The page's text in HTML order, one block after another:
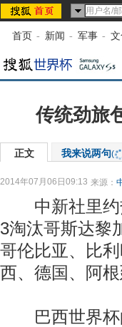
首页 - 新闻 - 军事 -
传统劲旅
正文 我来说两句(
2014年07月06日09:13 来源：
中新社里约
3淘汰哥斯达黎
哥伦比亚、比
西、德国、阿根
巴西世界杯